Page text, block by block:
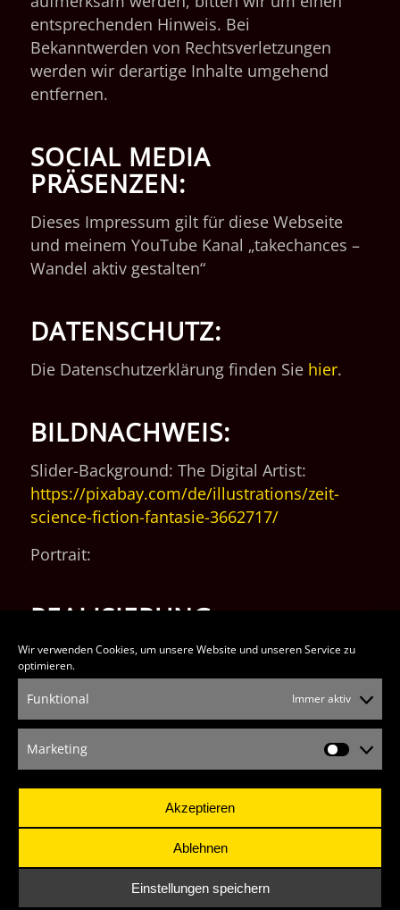
Wir verwenden Cookies, um unsere Website und unseren Service zu
optimieren.
Funktional Immer aktiv
Marketing
Akzeptieren
Ablehnen
Einstellungen speichern
entsprechenden Hinweis. Bei
Bekanntwerden von Rechtsverletzungen
werden wir derartige Inhalte umgehend
entfernen.
SOCIAL MEDIA
PRÄSENZEN:
Dieses Impressum gilt für diese Webseite
und meinem YouTube Kanal „takechances –
Wandel aktiv gestalten“
DATENSCHUTZ:
Die Datenschutzerklärung finden Sie hier.
BILDNACHWEIS:
Slider-Background: The Digital Artist:
https://pixabay.com/de/illustrations/zeit-
science-fiction-fantasie-3662717/
Portrait:
REALISIERUNG,
PRODUKTION
lupographics – creative studio
Wolfgang Warmdt
Robert-Kothe-Str.17
94315 Straubing
info@lupographics.de
www.lupographics.de
©copyright takechances | Christine Kaunzner – designed by